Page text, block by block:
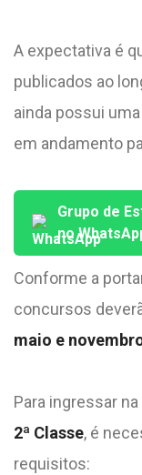
A expectativa é
publicados ao
ainda possui
em andamento
Grupo de
no
Conforme a
concursos
maio e
Para ingressar
2ª Classe, é
requisitos: